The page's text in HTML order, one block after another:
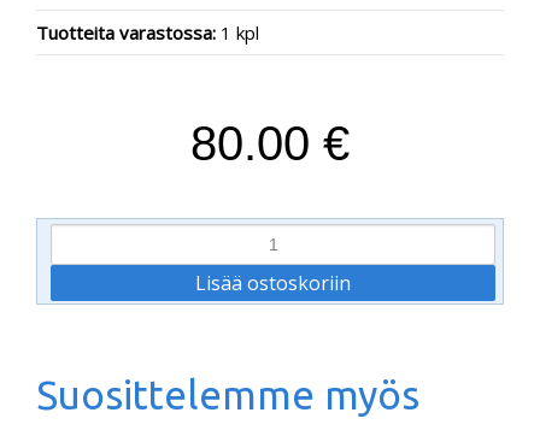
Tuotteita varastossa: 1 kpl
80.00 €
Suosittelemme myös